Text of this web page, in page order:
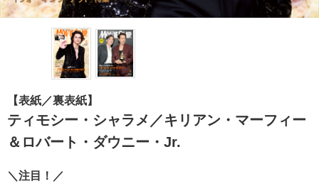
【表紙／裏表紙】
ティモシー・シャラメ／キリアン・マーフィー
＆ロバート・ダウニー・Jr.
＼注目！／